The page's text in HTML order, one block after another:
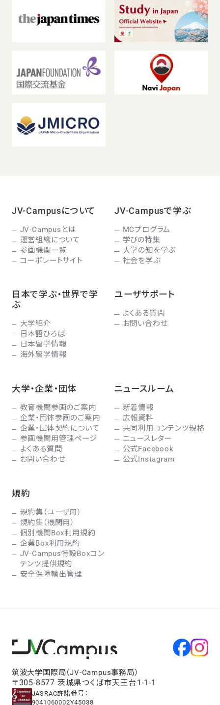
JV-Campusについて
JV-Campusとは
運営組織について
参画機関一覧
コーポレートサイト
JV-Campusで学ぶ
MCプログラム
学びの特集
大学の知を学ぶ
社会を学ぶ
日本で学ぶ・世界で学
ぶ
大学紹介
日本語ひろば
日本留学情報
海外留学情報
ユーザサポート
よくある質問
お問い合わせ
大学・企業・団体
教育機関参画のご案内
企業・団体参画のご案内
企業・団体契約について
参画機関用管理ページ
よくある質問
お問い合わせ
ニュースルーム
新着情報
広報資料
共同利用コンテンツ規格
ニュースレター
公式Facebook
公式Instagram
規約
規約集（ユーザ用）
規約集（機関用）
個別機関Box利用規約
企業Box利用規約
JV-Campus特設Boxコン
テンツ提供規約
安全保障輸出管理
筑波大学国際局（JV-Campus事務局）
〒305-8577 茨城県つくば市天王台1-1-1
JASRAC許諾番号：
9041060002Y45038